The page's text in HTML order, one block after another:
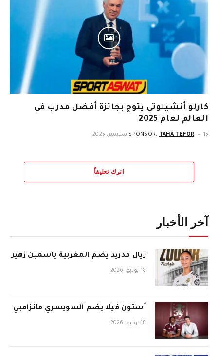
كارلو أنشيلوتي يتوج بجائزة أفضل مدرب في
العالم لعام 2025
SPONSOR: TAHA TEFOR 15 سبتمبر، 2025
اترك تعليقاً
آخر الأخبار
ريال مدريد يضم المغربية ياسمين زهير
18 يوليو، 2026
أستون فيلا يضم السويسري مانزامبي
18 يوليو، 2026